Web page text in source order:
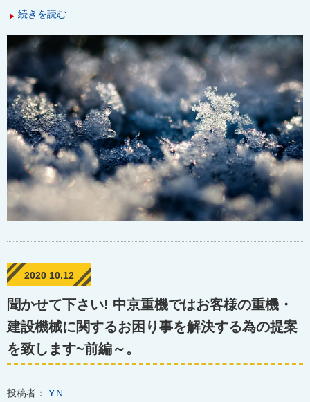
続きを読む
2020 10.12
聞かせて下さい! 中京重機ではお客様の重機・
建設機械に関するお困り事を解決する為の提案
を致します~前編～。
投稿者： Y.N.